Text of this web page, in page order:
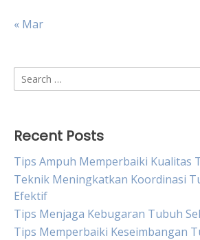
« Mar
Search
for:
Recent Posts
Tips Ampuh Memperbaiki Kualitas
Teknik Meningkatkan Koordinasi
Efektif
Tips Menjaga Kebugaran Tubuh
Tips Memperbaiki Keseimbangan